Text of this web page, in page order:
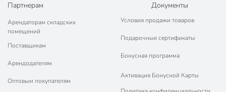
Партнерам
Арендаторам складских
помещений
Поставщикам
Арендодателям
Оптовым покупателям
Документы
Условия продажи товаров
Подарочные сертификаты
Бонусная программа
Активация Бонусной Карты